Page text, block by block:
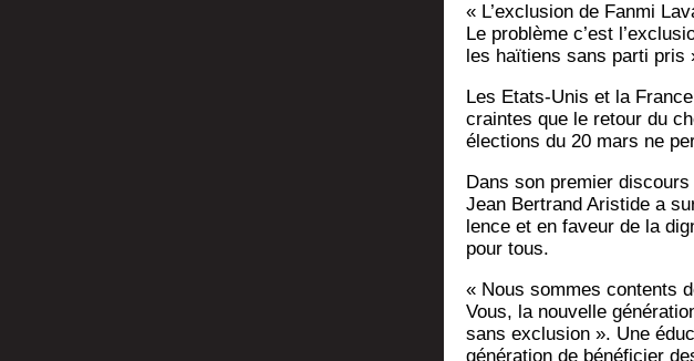
« L’exclusion de Fan­mi
Le pro­blème c’est
les haï­tiens sans par­ti pris
Les Etats-Unis et la
craintes que le retour du
élec­tions du 20 mars ne
Dans son pre­mier
Jean Ber­trand Aris­tide a
lence et en faveur de la
pour tous.
« Nous sommes contents
Vous, la nou­velle
sans exclu­sion ». Une
géné­ra­tion de béné­fi­cier